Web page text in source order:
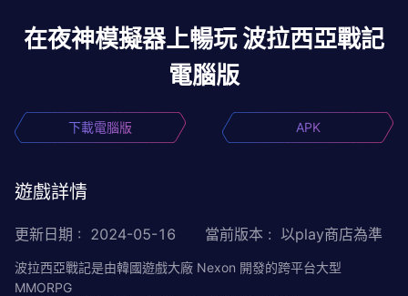
在夜神模擬器上暢玩 波拉西亞戰記
電腦版
下載電腦版 APK
遊戲詳情
更新日期 : 2024-05-16 當前版本 : 以play商店為準
波拉西亞戰記是由韓國遊戲大廠 Nexon 開發的跨平台大型
MMORPG